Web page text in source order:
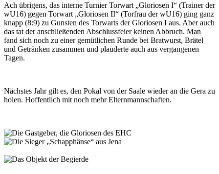
Ach übrigens, das interne Turnier Torwart „Gloriosen I“ (Trainer der
wU16) gegen Torwart „Gloriosen II“ (Torfrau der wU16) ging ganz
knapp (8:9) zu Gunsten des Torwarts der Gloriosen I aus. Aber auch
das tat der anschließenden Abschlussfeier keinen Abbruch. Man
fand sich noch zu einer gemütlichen Runde bei Bratwurst, Brätel
und Getränken zusammen und plauderte auch aus vergangenen
Tagen.
Nächstes Jahr gilt es, den Pokal von der Saale wieder an die Gera zu
holen. Hoffentlich mit noch mehr Elternmannschaften.